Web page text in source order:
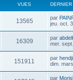
VUES
13565V
u
s
D
e
i
e
r
m
e
s
s
par
jeu. oct.
16309V
u
D
e
i
e
r
m
par
mer.
151911
u
D
e
par hendji
dim.
D
par